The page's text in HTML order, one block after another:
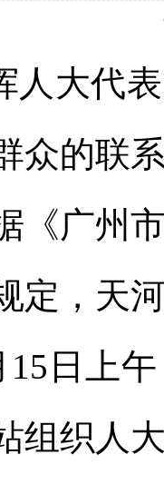
人大代
众的联
《广州
定，天
15日上
组织人